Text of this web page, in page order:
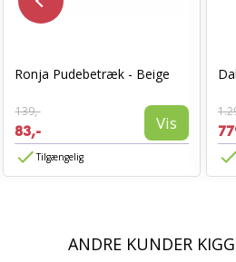
Ronja Pudebetræk - Beige
139,-
83,- Vis
Tilgængelig
ANDRE KUNDER